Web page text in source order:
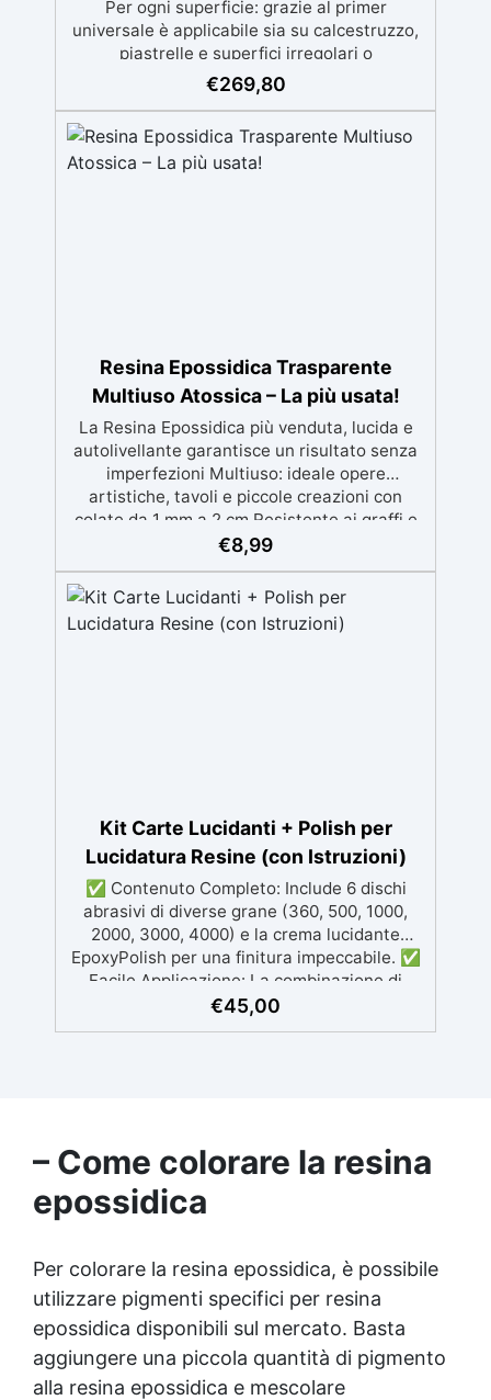
Per ogni superficie: grazie al primer
universale è applicabile sia su calcestruzzo,
piastrelle e superfici irregolari o
danneggiate. ✅ Facile da applicare: Video
Guida completa inclusa, 3 semplici passaggi,
finitura protettiva antigraffio. ✅ Risultati
professionali: Sistema autolivellante,
€269,80
Resina Epossidica Trasparente
Multiuso Atossica – La più usata!
La Resina Epossidica più venduta, lucida e
autolivellante garantisce un risultato senza
imperfezioni Multiuso: ideale opere
artistiche, tavoli e piccole creazioni con
colate da 1 mm a 2 cm Resistente ai graffi e
ai raggi UV, garantendo opere durature,
Bassa viscosità e formula anti-bolle per
risultati impeccabili, perfetti per colate di
stampi e inglobamenti Certificata Atossica
€8,99
Kit Carte Lucidanti + Polish per
Lucidatura Resine (con Istruzioni)
✅ Contenuto Completo: Include 6 dischi
abrasivi di diverse grane (360, 500, 1000,
2000, 3000, 4000) e la crema lucidante
EpoxyPolish per una finitura impeccabile. ✅
Facile Applicazione: La combinazione di
dischi abrasivi e crema lucidante garantisce
applica la crema EpoxyPolish; per una
finitura satinata, sciacqua abbondantemente
e usa Olio Cera Dura Satinata Osmo. ✅
superficie in resina, ideale per progetti fai-
da-te o professionali.
€45,00
– Come colorare la resina
epossidica
Per colorare la resina epossidica, è possibile
utilizzare pigmenti specifici per resina
epossidica disponibili sul mercato. Basta
aggiungere una piccola quantità di pigmento
alla resina epossidica e mescolare